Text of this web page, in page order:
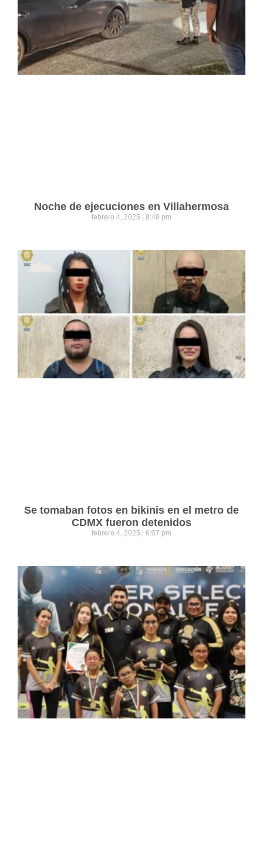
Noche de ejecuciones en Villahermosa
febrero 4, 2025 8:48 pm
Se tomaban fotos en bikinis en el metro de
CDMX fueron detenidos
febrero 4, 2025 6:07 pm